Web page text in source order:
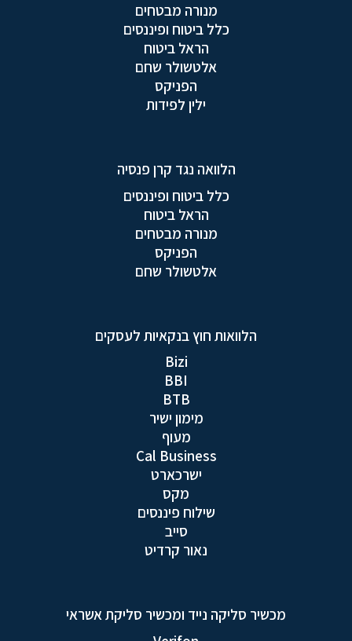
מנורה מבטחים
כלל ביטוח ופיננסים
הראל ביטוח
אלטשולר שחם
הפניקס
ילין לפידות
הלוואה נגד קרן פנסיה
כלל ביטוח ופיננסים
הראל ביטוח
מנורה מבטחים
הפניקס
אלטשולר שחם
הלוואות חוץ בנקאיות לעסקים
Bizi
BBI
BTB
מימון ישיר
מעוף
Cal Business
ישרכארט
מקס
שילוח פיננסים
סייב
נאור קרדיט
מכשיר סליקה נייד ומכשיר סליקת אשראי